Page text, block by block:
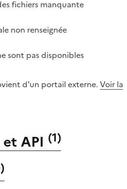
fichiers manquante
non renseignée
sont pas disponibles
d'un portail externe. Voir la
API (1)
)